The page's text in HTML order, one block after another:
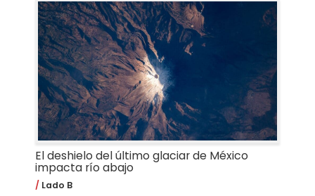
El deshielo del último glaciar de México
impacta río abajo
Lado B